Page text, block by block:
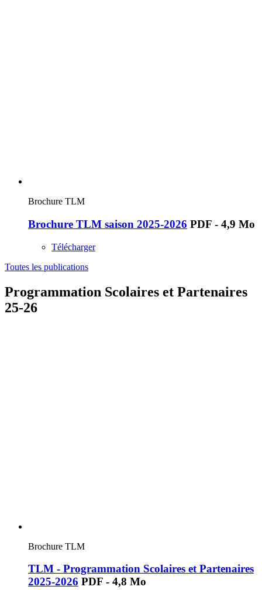
Brochure TLM
Brochure TLM saison 2025-2026 PDF - 4,9 Mo
Télécharger
Toutes les publications
Programmation Scolaires et Partenaires
25-26
Brochure TLM
TLM - Programmation Scolaires et Partenaires
2025-2026 PDF - 4,8 Mo